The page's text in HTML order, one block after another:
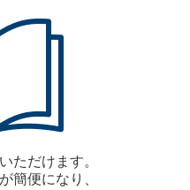
ただけます。
簡便になり、